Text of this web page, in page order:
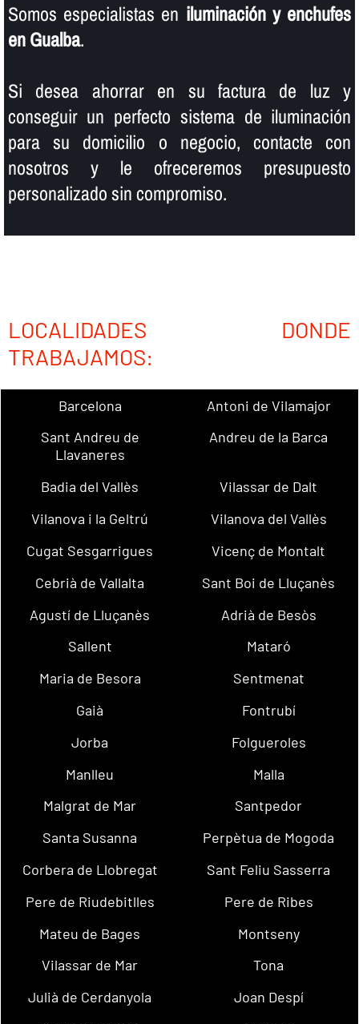
Somos especialistas en iluminación y enchufes
en Gualba.
Si desea ahorrar en su factura de luz y
conseguir un perfecto sistema de iluminación
para su domicilio o negocio, contacte con
nosotros y le ofreceremos presupuesto
personalizado sin compromiso.
LOCALIDADES DONDE
TRABAJAMOS:
Barcelona
Antoni de Vilamajor
Sant Andreu de
Llavaneres
Andreu de la Barca
Badia del Vallès
Vilassar de Dalt
Vilanova i la Geltrú
Vilanova del Vallès
Cugat Sesgarrigues
Vicenç de Montalt
Cebrià de Vallalta
Sant Boi de Lluçanès
Agustí de Lluçanès
Adrià de Besòs
Sallent
Mataró
Maria de Besora
Sentmenat
Gaià
Fontrubí
Jorba
Folgueroles
Manlleu
Malla
Malgrat de Mar
Santpedor
Santa Susanna
Perpètua de Mogoda
Corbera de Llobregat
Sant Feliu Sasserra
Pere de Riudebitlles
Pere de Ribes
Mateu de Bages
Montseny
Vilassar de Mar
Tona
Julià de Cerdanyola
Joan Despí